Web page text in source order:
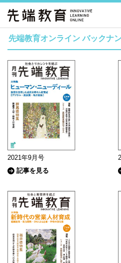
先端教育オンライン バックナ
2021年9月号
記事を見る